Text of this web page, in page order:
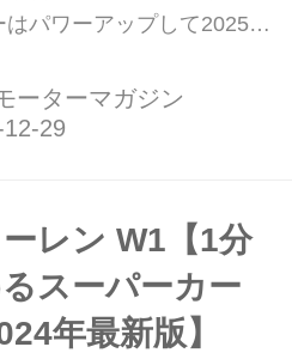
はパワーアップして2025年
年始恒例のスペシャル企
1月1日〜12月23日に紹介
う。第9位は、マクラーレ
ーラに追加設定された「ス
だ。(2024年5月26日公開・
ーターマガジン
レン W1【1分
スーパーカー
年最新版】